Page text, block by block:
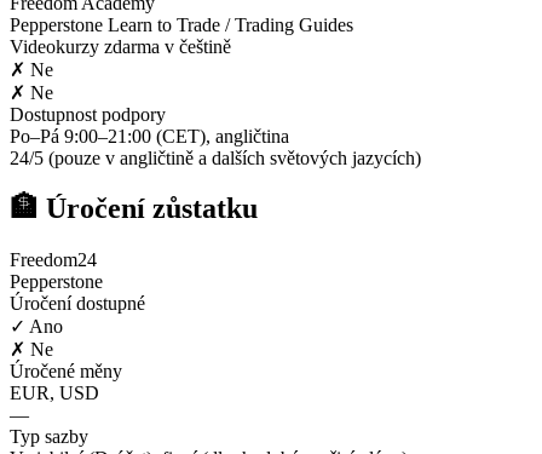
Pepperstone Learn to Trade / Trading Guides
Videokurzy zdarma v češtině
✗ Ne
✗ Ne
Dostupnost podpory
Po–Pá 9:00–21:00 (CET), angličtina
24/5 (pouze v angličtině a dalších světových jazycích)
🏦 Úročení zůstatku
Freedom24
Pepperstone
Úročení dostupné
✓ Ano
✗ Ne
Úročené měny
EUR, USD
—
Typ sazby